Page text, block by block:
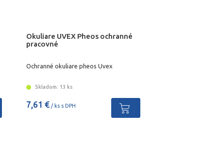
Okuliare UVEX Pheos ochranné
pracovné
Ochranné okuliare pheos Uvex
Skladom: 13 ks
7,61 €/ ks s DPH